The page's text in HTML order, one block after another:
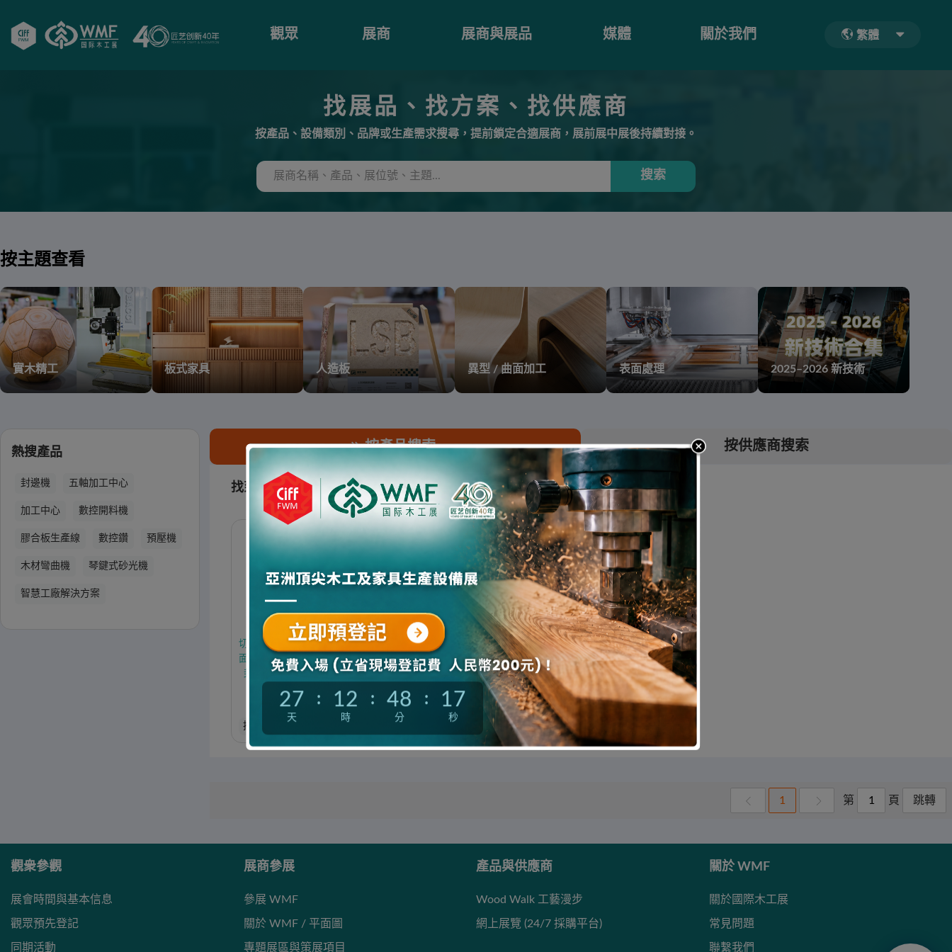
觀眾 展商 展商與展品 媒體 關於我們 繁體
找展品、找方案、找供應商
按產品、設備類別、品牌或生產需求搜尋，提前鎖定合適展商，展前展中展後持續對接。
搜索
按主題查看
實木精工 板式家具 人造板 異型 / 曲面加工 表面處理 2025–2026 新技術
熱搜產品
封邊機 五軸加工中心
加工中心 數控開料機
膠合板生產線 數控鑽 預壓機
木材彎曲機 琴鍵式砂光機
智慧工廠解決方案
按產品搜索 按供應商搜索
找到與 "數控鑽銑機 " 相關的搜索結果。
切锯台面、气浮台面板、六面钻台
面、加工中心台面、配件及应用、
封边机配件、木工设备吸盘全系
列、木工设备等
北京欧瑞特化工有限责任公司
推台鋸
全自动线条锯
山东鑫亚森自动化设备有限公司
1 第 頁 跳轉
觀衆參觀
展會時間與基本信息
觀眾預先登記
同期活動
展商參展
參展 WMF
關於 WMF / 平面圖
專題展區與策展項目
產品與供應商
Wood Walk 工藝漫步
網上展覽 (24/7 採購平台)
關於 WMF
關於國際木工展
常見問題
聯繫我們
27
天
: 12
時
: 48
分
: 16
秒